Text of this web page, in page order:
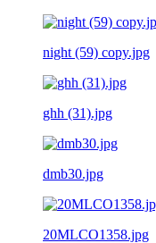
night (59) copy.jpg
ghh (31).jpg
dmb30.jpg
20MLCO1358.jpg